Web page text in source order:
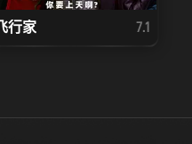
行家 7.1